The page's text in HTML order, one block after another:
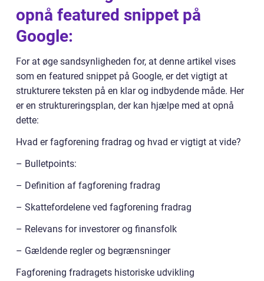
opnå featured snippet på
Google:
For at øge sandsynligheden for, at denne artikel vises
som en featured snippet på Google, er det vigtigt at
strukturere teksten på en klar og indbydende måde. Her
er en struktureringsplan, der kan hjælpe med at opnå
dette:
Hvad er fagforening fradrag og hvad er vigtigt at vide?
– Bulletpoints:
– Definition af fagforening fradrag
– Skattefordelene ved fagforening fradrag
– Relevans for investorer og finansfolk
– Gældende regler og begrænsninger
Fagforening fradragets historiske udvikling